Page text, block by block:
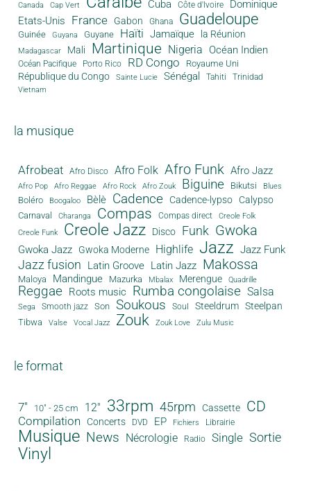
Canada Cap Vert Cuba Côte d'Ivoire
Dominique
Etats-Unis
France Gabon Ghana Guadeloupe
Guinée Guyana Guyane Haïti Jamaïque la Réunion
Madagascar Mali Martinique Nigeria Océan Indien
Océan Pacifique Porto Rico RD Congo Royaume Uni
République du Congo Sainte Lucie Sénégal Tahiti Trinidad
Vietnam
la musique
Afrobeat Afro Disco Afro Folk Afro Funk Afro Jazz
Afro Pop Afro Reggae Afro Rock Afro Zouk Biguine Bikutsi Blues
Boléro Boogaloo Bèlè Cadence Cadence-lypso Calypso
Carnaval Charanga Compas Compas direct
Creole Folk
Creole Funk
Creole Jazz Disco Funk Gwoka
Gwoka Jazz Gwoka Moderne Highlife Jazz Jazz Funk
Jazz fusion Latin Groove Latin Jazz Makossa
Maloya Mandingue Mazurka Mbalax Merengue Quadrille
Reggae Roots music Rumba congolaise Salsa
Sega Smooth jazz Son Soukous Soul Steeldrum Steelpan
Tibwa Valse Vocal Jazz Zouk Zouk Love Zulu Music
le format
7" 10" - 25 cm 12" 33rpm 45rpm Cassette CD
Compilation Concerts DVD EP Fichiers Librairie
Musique News Nécrologie Radio Single Sortie
Vinyl